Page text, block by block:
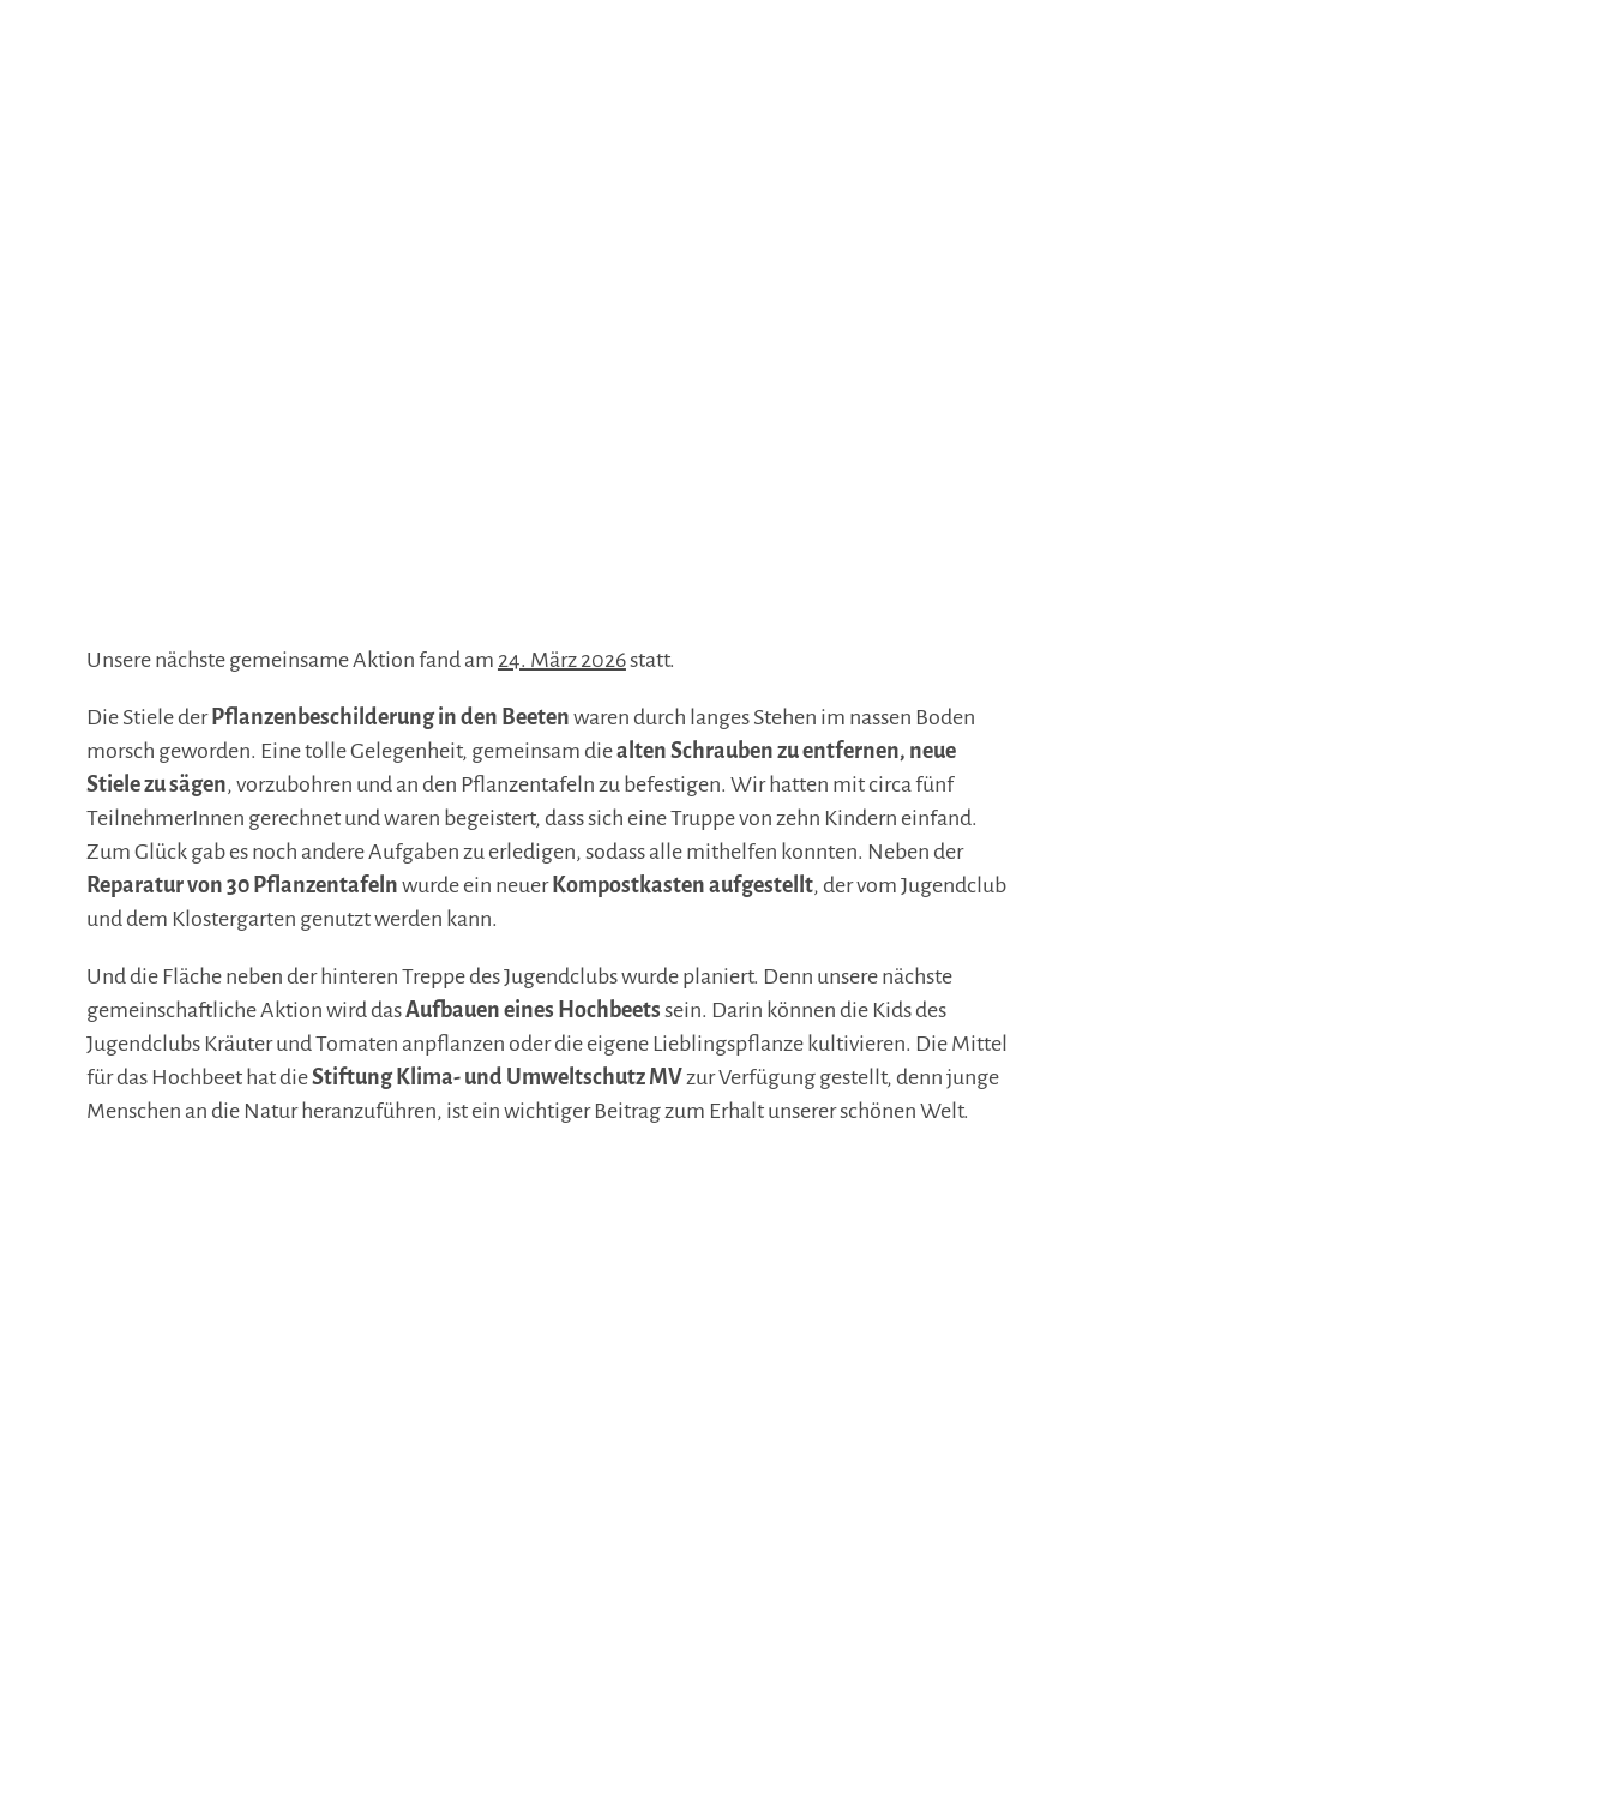
Unsere nächste gemeinsame Aktion fand am 24. März 2026statt.
Die Stiele der Pflanzenbeschilderung in den Beeten waren durch langes Stehen im nassen Boden
morsch geworden. Eine tolle Gelegenheit, gemeinsam diealten Schrauben zu entfernen, neue
Stiele zu sägen, vorzubohren und an den Pflanzentafeln zu befestigen. Wir hatten mit circa fünf
TeilnehmerInnen gerechnet und waren begeistert, dass sich eine Truppe von zehn Kindern einfand.
Zum Glück gab es noch andere Aufgaben zu erledigen, sodass alle mithelfen konnten. Neben der
Reparatur von 30 Pflanzentafeln wurde ein neuer Kompostkasten aufgestellt, der vom Jugendclub
und dem Klostergarten genutzt werden kann.
Und die Fläche neben der hinteren Treppe des Jugendclubs wurde planiert. Denn unsere nächste
gemeinschaftliche Aktion wird dasAufbauen eines Hochbeets sein. Darin können die Kids des
Jugendclubs Kräuter und Tomaten anpflanzen oder die eigene Lieblingspflanze kultivieren. Die Mittel
für das Hochbeet hat dieStiftung Klima- und Umweltschutz MVzur Verfügung gestellt, denn junge
Menschen an die Natur heranzuführen, ist ein wichtiger Beitrag zum Erhalt unserer schönen Welt.